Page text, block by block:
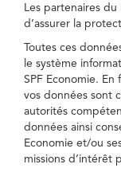
Les partenaires
d’assurer la
Toutes ces
le système
SPF Economie.
vos données sont
autorités
données ainsi
Economie et/ou
missions d’intérêt